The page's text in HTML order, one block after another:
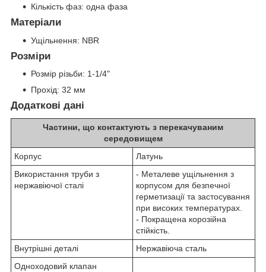
Кількість фаз: одна фаза
Матеріали
Ущільнення: NBR
Розміри
Розмір різьби: 1-1/4"
Прохід: 32 мм
Додаткові дані
Частини, що контактують з перекачуваним
середовищем
Корпус
Латунь
Використання труби з
нержавіючої сталі
- Металеве ущільнення з
корпусом для безпечної
герметизації та застосування
при високих температурах.
- Покращена корозійна
стійкість.
Внутрішні деталі
Нержавіюча сталь
Одноходовий клапан